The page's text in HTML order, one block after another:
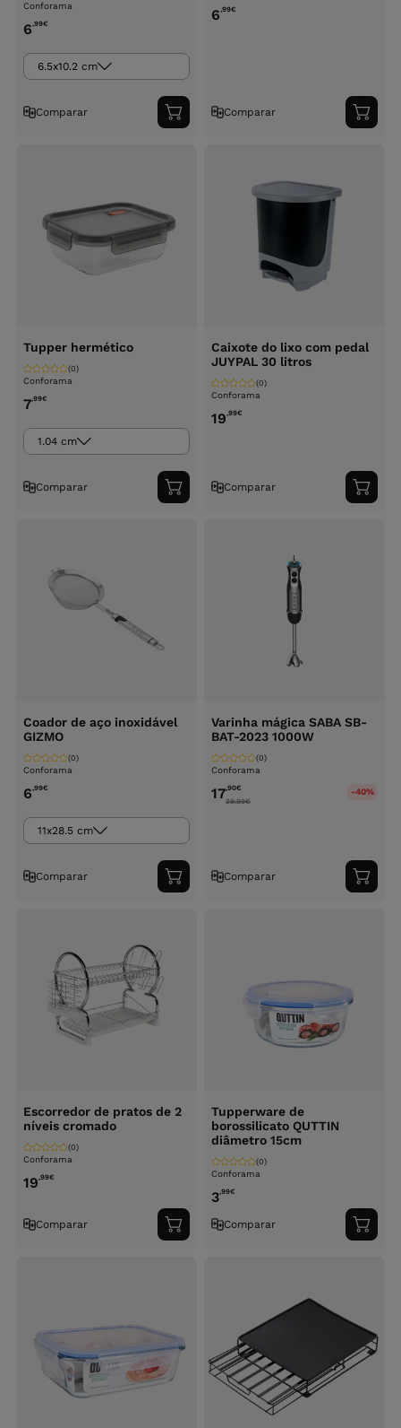
Conforama
6,99€
6.5x10.2 cm
Comparar
Adicionar
ao
6,99€
Comparar
ao
Tupper hermético
Conforama
(0)
7,99€
1.04 cm
Comparar
Adicionar
ao
Caixote do lixo com pedal
JUYPAL 30 litros
Conforama
(0)
19,99€
Comparar
ao
Coador de aço inoxidável
GIZMO
Conforama
(0)
6,99€
11x28.5 cm
Comparar
Adicionar
ao
Varinha mágica SABA SB-
BAT-2023 1000W
Conforama
(0)
17,90€
29.99€
-40%
Comparar
ao
Escorredor de pratos de 2
níveis cromado
Conforama
(0)
19,99€
Comparar
Adicionar
ao
Tupperware de
borossilicato QUTTIN
diâmetro 15cm
Conforama
(0)
3,99€
Comparar
ao